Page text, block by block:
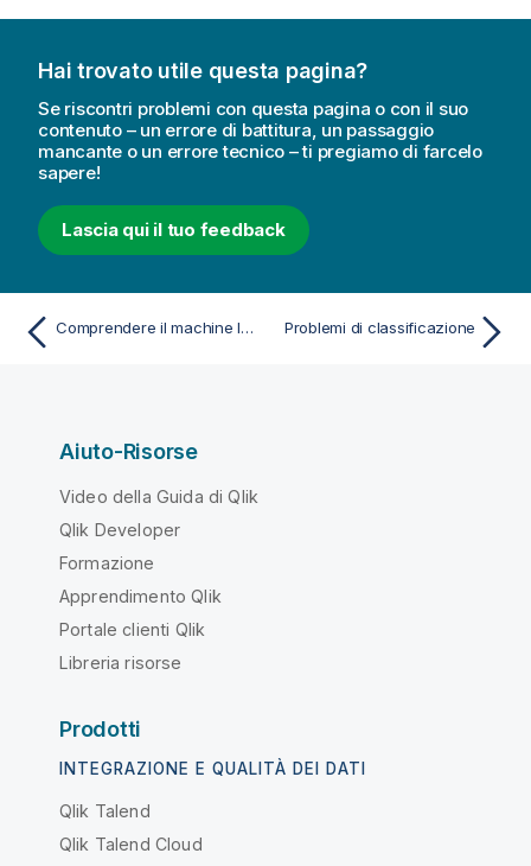
Hai trovato utile questa pagina?
Se riscontri problemi con questa pagina o con il suo
contenuto – un errore di battitura, un passaggio
mancante o un errore tecnico – ti pregiamo di farcelo
sapere!
Lascia qui il tuo feedback
Comprendere il machine learning Problemi di classificazione
Aiuto-Risorse
Video della Guida di Qlik
Qlik Developer
Formazione
Apprendimento Qlik
Portale clienti Qlik
Libreria risorse
Prodotti
INTEGRAZIONE E QUALITÀ DEI DATI
Qlik Talend
Qlik Talend Cloud